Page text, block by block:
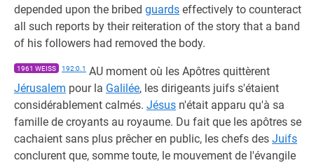
depended upon the bribed guards effectively to counteract
all such reports by their reiteration of the story that a band
of his followers had removed the body.
1961 WEISS 192:0.1 AU moment où les Apôtres quittèrent
Jérusalem pour la Galilée, les dirigeants juifs s'étaient
considérablement calmés. Jésus n'était apparu qu'à sa
famille de croyants au royaume. Du fait que les apôtres se
cachaient sans plus prêcher en public, les chefs des Juifs
conclurent que, somme toute, le mouvement de l'évangile